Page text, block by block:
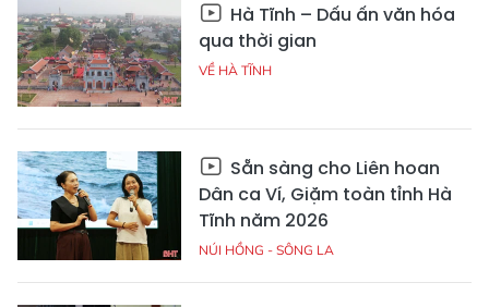
Hà Tĩnh – Dấu ấn văn hóa
qua thời gian
VỀ HÀ TĨNH
Sẵn sàng cho Liên hoan
Dân ca Ví, Giặm toàn tỉnh Hà
Tĩnh năm 2026
NÚI HỒNG - SÔNG LA